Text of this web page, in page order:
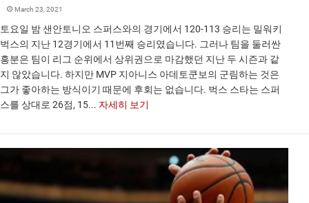
March 23, 2021
토요일 밤 샌안토니오 스퍼스와의 경기에서 120-113 승리는 밀워키
벅스의 지난 12경기에서 11번째 승리였습니다. 그러나 팀을 둘러싼
흥분은 팀이 리그 순위에서 상위권으로 마감했던 지난 두 시즌과 같
지 않았습니다. 하지만 MVP 지아니스 아데토쿤보의 군림하는 것은
그가 좋아하는 방식이기 때문에 후회는 없습니다. 벅스 스타는 스퍼
스를 상대로 26점, 15... 자세히 보기